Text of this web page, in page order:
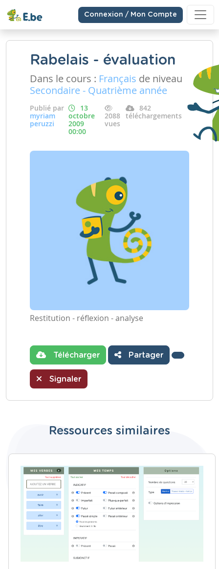
Connexion / Mon Compte
Rabelais - évaluation
Dans le cours : Français de niveau
Secondaire - Quatrième année
Publié par
myriam
peruzzi
13
octobre
2009
00:00
2088
vues
842
téléchargements
Restitution - réflexion - analyse
Télécharger Partager
Signaler
Ressources similaires